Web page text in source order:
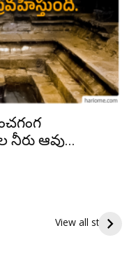
ఆవు...
View all stories
ఇంద్రకీలాద్రి గిరి ప్రదక్షిణ